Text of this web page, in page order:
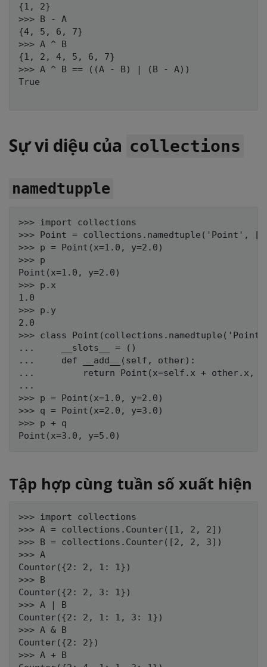
{1, 2}
>>> B - A
{4, 5, 6, 7}
>>> A ^ B
{1, 2, 4, 5, 6, 7}
>>> A ^ B == ((A - B) | (B - A))
True
Sự vi diệu của collections
namedtupple
>>> import collections
>>> Point =
>>> p = Point(x=1.0, y=2.0)
>>> p
Point(x=1.0, y=2.0)
>>> p.x
1.0
>>> p.y
2.0
>>> class
...     __slots__ = ()
...     def __add__(self, other):
...         return Point(x=self.x + other.x,
...
>>> p = Point(x=1.0, y=2.0)
>>> q = Point(x=2.0, y=3.0)
>>> p + q
Tập hợp cùng tuần số xuất hiện
>>> import collections
>>> A = collections.Counter([1, 2, 2])
>>> B = collections.Counter([2, 2, 3])
>>> A
Counter({2: 2, 1: 1})
>>> B
Counter({2: 2, 3: 1})
>>> A | B
Counter({2: 2, 1: 1, 3: 1})
>>> A & B
Counter({2: 2})
>>> A + B